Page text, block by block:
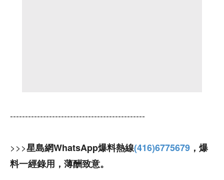
---------------------------------------------
>>>星島網WhatsApp爆料熱線(416)6775679 ，爆
料一經錄用，薄酬致意。